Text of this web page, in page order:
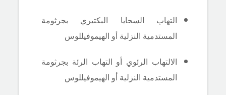
التهاب السحايا البكتيري بجرثومة
المستدمية النزلية أو الهيموفيللوس
الالتهاب الرئوي أو التهاب الرئة بجرثومة
المستدمية النزلية أو الهيموفيللوس